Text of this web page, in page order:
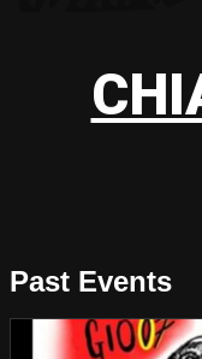
Past Events